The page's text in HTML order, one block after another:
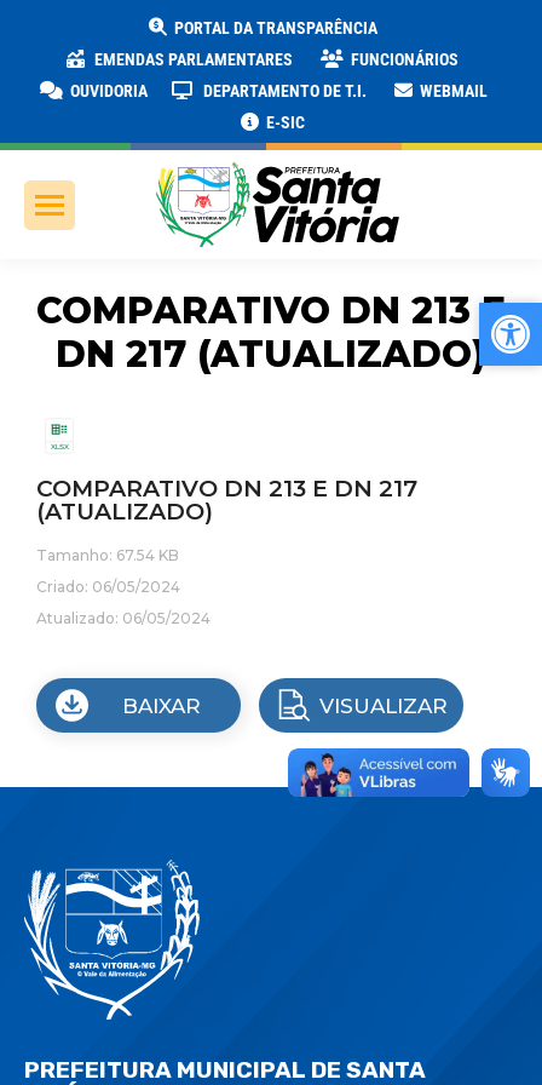
PORTAL DA TRANSPARÊNCIA
EMENDAS PARLAMENTARES
FUNCIONÁRIOS
OUVIDORIA
DEPARTAMENTO DE T.I.
WEBMAIL
E-SIC
COMPARATIVO DN 213 E
DN 217 (ATUALIZADO)
COMPARATIVO DN 213 E DN 217
(ATUALIZADO)
Tamanho: 67.54 KB
Criado: 06/05/2024
Atualizado: 06/05/2024
BAIXAR VISUALIZAR
PREFEITURA MUNICIPAL DE SANTA